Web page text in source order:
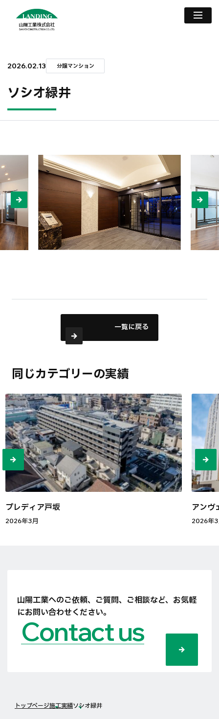
2026.02.13 分譲マンション
ソシオ緑井
一覧に戻る
同じカテゴリーの実績
プレディア戸坂
2026年3月
アンヴ
2026年
山陽工業へのご依頼、ご質問、ご相談など、 お気軽
にお問い合わせください。
Contact us
トップページ施工実績ソシオ緑井